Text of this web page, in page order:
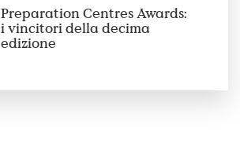
Preparation Centres Awards:
i vincitori della decima
edizione